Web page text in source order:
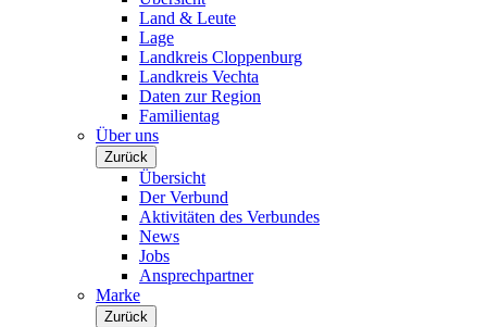
Land & Leute
Lage
Landkreis Cloppenburg
Landkreis Vechta
Daten zur Region
Familientag
Über uns
Zurück
Übersicht
Der Verbund
Aktivitäten des Verbundes
News
Jobs
Ansprechpartner
Marke
Zurück